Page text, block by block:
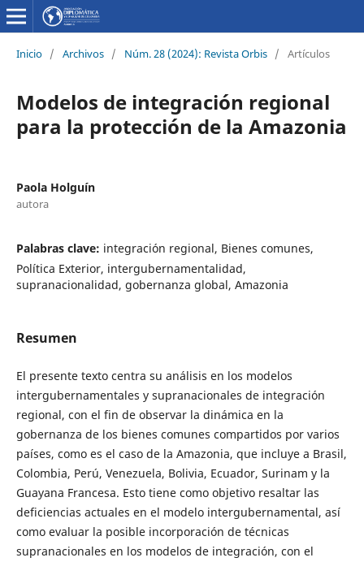
Inicio / Archivos / Núm. 28 (2024): Revista Orbis / Artículos
Modelos de integración regional
para la protección de la Amazonia
Paola Holguín
autora
Palabras clave: integración regional, Bienes comunes,
Política Exterior, intergubernamentalidad,
supranacionalidad, gobernanza global, Amazonia
Resumen
El presente texto centra su análisis en los modelos
intergubernamentales y supranacionales de integración
regional, con el fin de observar la dinámica en la
gobernanza de los bienes comunes compartidos por varios
países, como es el caso de la Amazonia, que incluye a Brasil,
Colombia, Perú, Venezuela, Bolivia, Ecuador, Surinam y la
Guayana Francesa. Esto tiene como objetivo resaltar las
deficiencias actuales en el modelo intergubernamental, así
como evaluar la posible incorporación de técnicas
supranacionales en los modelos de integración, con el